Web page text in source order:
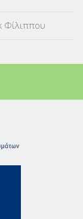
Φίλιππου